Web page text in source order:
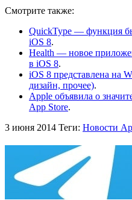
Смотрите также:
QuickType — функция
iOS 8.
Health — новое
в iOS 8.
iOS 8 представлена на
дизайн, прочее).
Apple объявила о
App Store.
3 июня 2014 Теги: Новости